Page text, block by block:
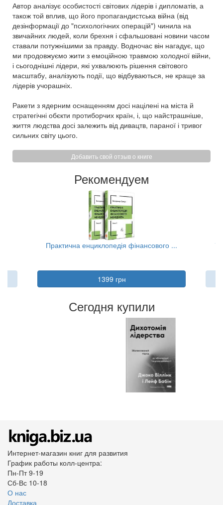
Автор аналізує особистості світових лідерів і дипломатів, а
також той вплив, що його пропагандистська війна (від
дезінформації до "психологічних операцій") чинила на
звичайних людей, коли брехня і сфальшовані новини часом
ставали потужнішими за правду. Водночас він нагадує, що
ми продовжуємо жити з емоційною травмою холодної війни,
і сьогоднішні лідери, які ухвалюють рішення світового
масштабу, аналізують події, що відбуваються, не краще за
лідерів учорашніх.
Ракети з ядерним оснащенням досі націлені на міста й
стратегічні обєкти протиборчих країн, і, що найстрашніше,
життя людства досі залежить від дивацтв, параної і тривог
сильних світу цього.
Добавить свой отзыв о книге
Рекомендуем
Практична енциклопедія фінансового ...
1399 грн
Сегодня купили
Интернет-магазин книг для развития
График работы колл-центра:
Пн-Пт 9-19
Сб-Вс 10-18
О нас
Доставка